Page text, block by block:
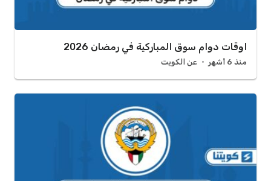
اوقات دوام سوق المباركية في رمضان 2026
منذ 6 أشهر عن الكويت